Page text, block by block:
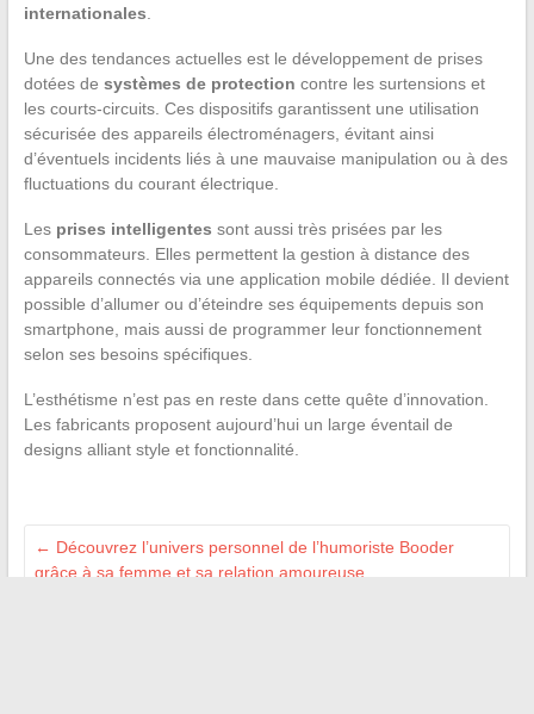
internationales.
Une des tendances actuelles est le développement de prises
dotées de systèmes de protection contre les surtensions et
les courts-circuits. Ces dispositifs garantissent une utilisation
sécurisée des appareils électroménagers, évitant ainsi
d’éventuels incidents liés à une mauvaise manipulation ou à des
fluctuations du courant électrique.
Les prises intelligentes sont aussi très prisées par les
consommateurs. Elles permettent la gestion à distance des
appareils connectés via une application mobile dédiée. Il devient
possible d’allumer ou d’éteindre ses équipements depuis son
smartphone, mais aussi de programmer leur fonctionnement
selon ses besoins spécifiques.
L’esthétisme n’est pas en reste dans cette quête d’innovation.
Les fabricants proposent aujourd’hui un large éventail de
designs alliant style et fonctionnalité.
← Découvrez l’univers personnel de l’humoriste Booder
grâce à sa femme et sa relation amoureuse